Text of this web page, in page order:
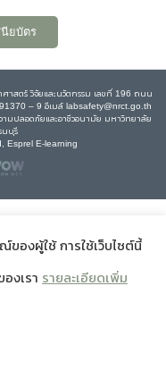
ยบัตร
าสตร์ วิจัยและนวัตกรรม เลขที่ 196 ถนน
– 9 อีเมล์ labsafety@nrct.go.th
มปลอดภัยและอาชีวอนามัย มหาวิทยาลัย
นบุรี
Esprel E-learning
ของผู้ใช้ การใช้เว็บไซต์นี้
งเรา รายละเอียดเพิ่ม